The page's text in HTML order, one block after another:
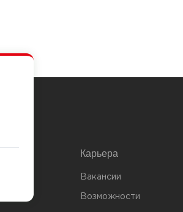
Карьера
Вакансии
Возможности